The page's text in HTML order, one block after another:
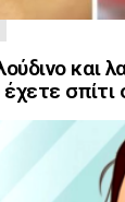
και
σπίτι